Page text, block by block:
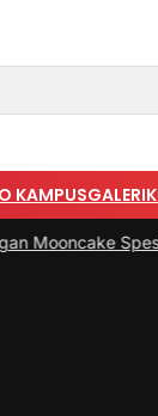
KAMPUSGALERI
Spesial dari